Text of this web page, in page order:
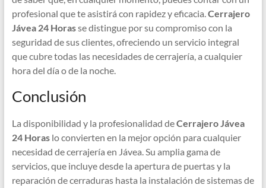
profesional que te asistirá con rapidez y eficacia.Cerrajero
Jávea 24 Horasse distingue por su compromiso con la
seguridad de sus clientes, ofreciendo un servicio integral
que cubre todas las necesidades de cerrajería, a cualquier
hora del día o de la noche.
Conclusión
La disponibilidad y la profesionalidad deCerrajero Jávea
24 Horaslo convierten en la mejor opción para cualquier
necesidad de cerrajería en Jávea. Su amplia gama de
servicios, que incluye desde la apertura de puertas y la
reparación de cerraduras hasta la instalación de sistemas de